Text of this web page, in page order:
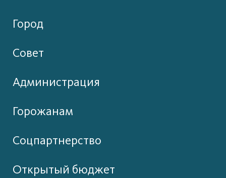
Город
Совет
Администрация
Горожанам
Соцпартнерство
Открытый бюджет